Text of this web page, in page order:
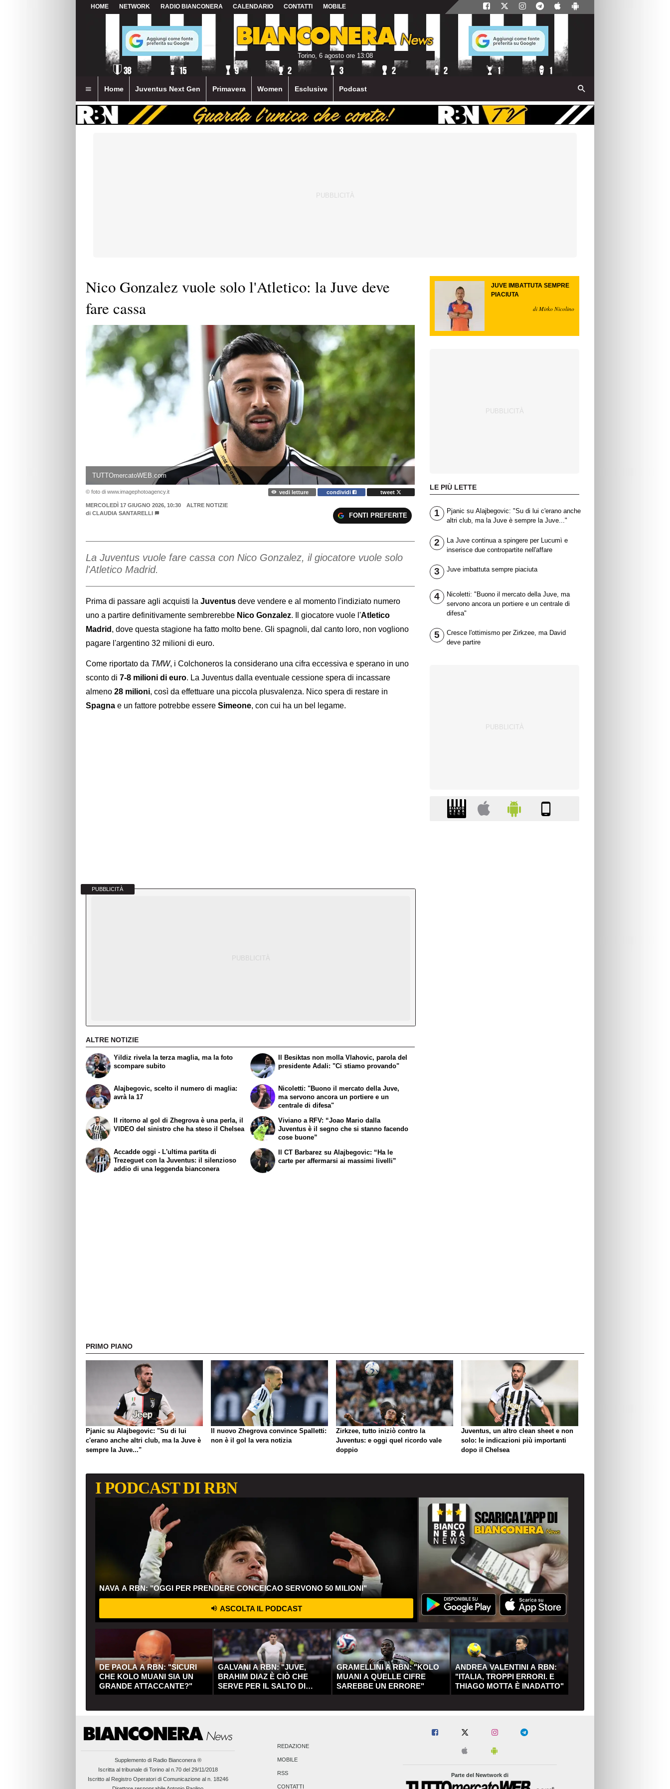
HOME NETWORK RADIO BIANCONERA CALENDARIO CONTATTI MOBILE
Torino, 6 agosto ore 13:08
Home Juventus Next Gen Primavera Women Esclusive Podcast
Nico Gonzalez vuole solo l'Atletico: la Juve deve
fare cassa
TUTTOmercatoWEB.com
© foto di www.imagephotoagency.it vedi letture condividi tweet
MERCOLEDÌ 17 GIUGNO 2026, 10:30
ALTRE NOTIZIE
di CLAUDIA SANTARELLI FONTI PREFERITE
La Juventus vuole fare cassa con Nico Gonzalez, il giocatore vuole solo
l'Atletico Madrid.
Prima di passare agli acquisti la Juventus deve vendere e al momento l'indiziato numero
uno a partire definitivamente sembrerebbe Nico Gonzalez. Il giocatore vuole l'Atletico
Madrid , dove questa stagione ha fatto molto bene. Gli spagnoli, dal canto loro, non vogliono
pagare l'argentino 32 milioni di euro.
Come riportato da TMW, i Colchoneros la considerano una cifra eccessiva e sperano in uno
sconto di 7-8 milioni di euro. La Juventus dalla eventuale cessione spera di incassare
almeno 28 milioni, così da effettuare una piccola plusvalenza. Nico spera di restare in
Spagna e un fattore potrebbe essere Simeone, con cui ha un bel legame.
PUBBLICITÀ
ALTRE NOTIZIE
Yildiz rivela la terza maglia, ma la foto
scompare subito
Alajbegovic, scelto il numero di maglia:
avrà la 17
Il Besiktas non molla Vlahovic, parola del
presidente Adali: "Ci stiamo provando"
Nicoletti: "Buono il mercato della Juve,
ma servono ancora un portiere e un
centrale di difesa"
Il ritorno al gol di Zhegrova è una perla, il
VIDEO del sinistro che ha steso il Chelsea
Accadde oggi - L'ultima partita di
Trezeguet con la Juventus: il silenzioso
addio di una leggenda bianconera
Viviano a RFV: “Joao Mario dalla
Juventus è il segno che si stanno facendo
cose buone”
Il CT Barbarez su Alajbegovic: “Ha le
carte per affermarsi ai massimi livelli”
JUVE IMBATTUTA SEMPRE
PIACIUTA
di Mirko Nicolino
LE PIÙ LETTE
1
Pjanic su Alajbegovic: "Su di lui c'erano anche
altri club, ma la Juve è sempre la Juve..."
2
La Juve continua a spingere per Lucumì e
inserisce due contropartite nell'affare
3 Juve imbattuta sempre piaciuta
4
Nicoletti: "Buono il mercato della Juve, ma
servono ancora un portiere e un centrale di
difesa"
5
Cresce l'ottimismo per Zirkzee, ma David
deve partire
PRIMO PIANO
Pjanic su Alajbegovic: "Su di lui
c'erano anche altri club, ma la Juve è
sempre la Juve..."
Il nuovo Zhegrova convince Spalletti:
non è il gol la vera notizia
Zirkzee, tutto iniziò contro la
Juventus: e oggi quel ricordo vale
doppio
Juventus, un altro clean sheet e non
solo: le indicazioni più importanti
dopo il Chelsea
I PODCAST DI RBN
NAVA A RBN: "OGGI PER PRENDERE CONCEICAO SERVONO 50 MILIONI"
ASCOLTA IL PODCAST
DE PAOLA A RBN: "SICURI
CHE KOLO MUANI SIA UN
GRANDE ATTACCANTE?"
GALVANI A RBN: "JUVE,
BRAHIM DIAZ È CIÒ CHE
SERVE PER IL SALTO DI
QUALITÀ"
GRAMELLINI A RBN: "KOLO
MUANI A QUELLE CIFRE
SAREBBE UN ERRORE"
ANDREA VALENTINI A RBN:
"ITALIA, TROPPI ERRORI. E
THIAGO MOTTA È INADATTO"
Supplemento di Radio Bianconera ®
Iscritta al tribunale di Torino al n.70 del 29/11/2018
Iscritto al Registro Operatori di Comunicazione al n. 18246
REDAZIONE
MOBILE
RSS
CONTATTI
Parte del Newtwork di